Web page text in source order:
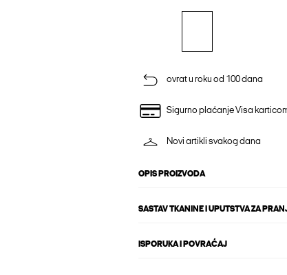
ovrat u roku od 100 dana
Sigurno plaćanje Visa
Novi artikli svakog dana
OPIS PROIZVODA
SASTAV TKANINE I UPUTSTVA ZA
ISPORUKA I POVRAĆAJ